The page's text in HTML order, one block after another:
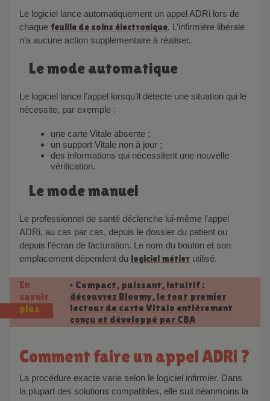
Le logiciel lance automatiquement un appel ADRi lors de
chaque feuille de soins électronique. L’infirmière libérale
n’a aucune action supplémentaire à réaliser.
Le mode automatique
Le logiciel lance l’appel lorsqu’il détecte une situation qui le
nécessite, par exemple :
une carte Vitale absente ;
un support Vitale non à jour ;
des informations qui nécessitent une nouvelle
vérification.
Le mode manuel
Le professionnel de santé déclenche lui-même l’appel
ADRi, au cas par cas, depuis le dossier du patient ou
depuis l’écran de facturation. Le nom du bouton et son
emplacement dépendent du logiciel métier utilisé.
En
savoir
plus
• Compact, puissant, intuitif :
découvrez Bloomy, le tout premier
lecteur de carte Vitale entièrement
conçu et développé par CBA
Comment faire un appel ADRi ?
La procédure exacte varie selon le logiciel infirmier. Dans
la plupart des solutions compatibles, elle suit néanmoins la